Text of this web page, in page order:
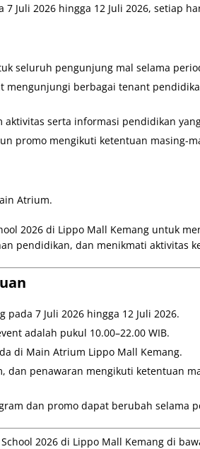
7 Juli 2026 hingga 12 Juli 2026, setiap
seluruh pengunjung mal selama
mengunjungi berbagai tenant
aktivitas serta informasi pendidikan
promo mengikuti ketentuan masing-
Atrium.
2026 di Lippo Mall Kemang untuk
pendidikan, dan menikmati aktivitas
pada 7 Juli 2026 hingga 12 Juli 2026.
adalah pukul 10.00–22.00 WIB.
di Main Atrium Lippo Mall Kemang.
dan penawaran mengikuti ketentuan
dan promo dapat berubah selama
School 2026 di Lippo Mall Kemang di